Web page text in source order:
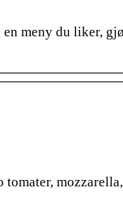
en meny du liker,